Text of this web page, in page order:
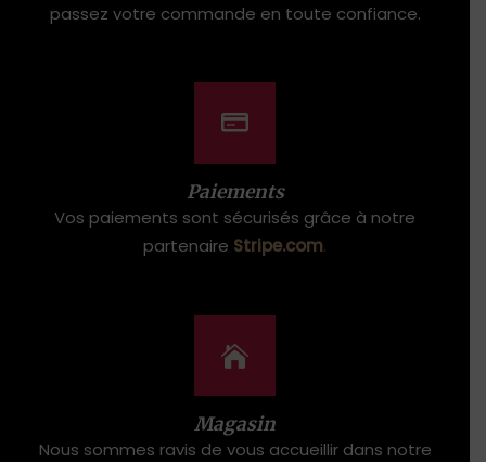
passez votre commande en toute confiance.
Paiements
Vos paiements sont sécurisés grâce à notre
partenaire Stripe.com.
Magasin
Nous sommes ravis de vous accueillir dans notre